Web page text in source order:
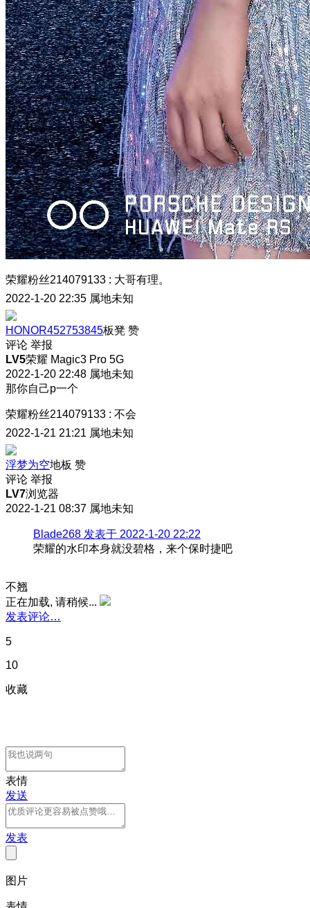
荣耀粉丝214079133 : 大哥有理。
2022-1-20 22:35 属地未知
HONOR452753845板凳 赞
评论 举报
LV5荣耀 Magic3 Pro 5G
2022-1-20 22:48 属地未知
那你自己p一个
荣耀粉丝214079133 : 不会
2022-1-21 21:21 属地未知
浮梦为空地板 赞
评论 举报
LV7浏览器
2022-1-21 08:37 属地未知
Blade268 发表于 2022-1-20 22:22
荣耀的水印本身就没碧格，来个保时捷吧
不翘
正在加载, 请稍候...
发表评论…
5
10
收藏
表情
发送
发表
图片